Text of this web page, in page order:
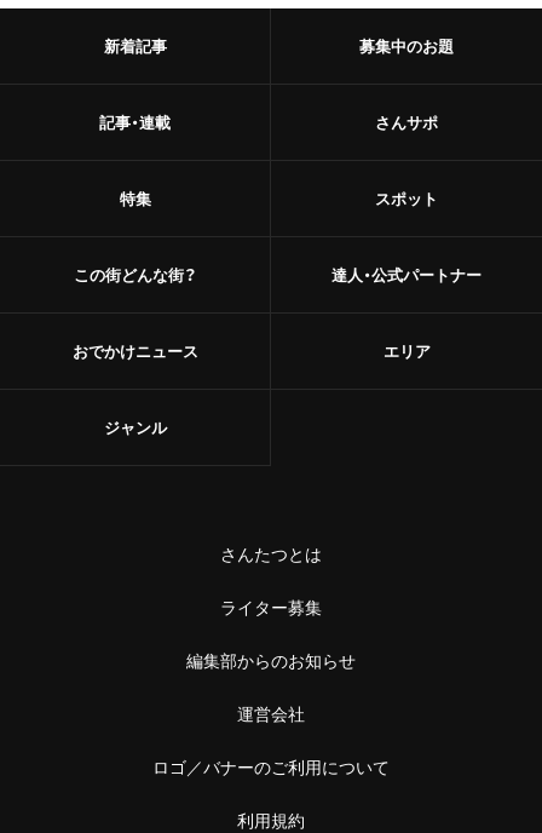
新着記事
記事・連載
特集
この街どんな街？
おでかけニュース
募集中のお題
さんサポ
スポット
達人・公式パートナー
エリア
ジャンル
さんたつとは
ライター募集
編集部からのお知らせ
運営会社
ロゴ／バナーのご利用について
利用規約